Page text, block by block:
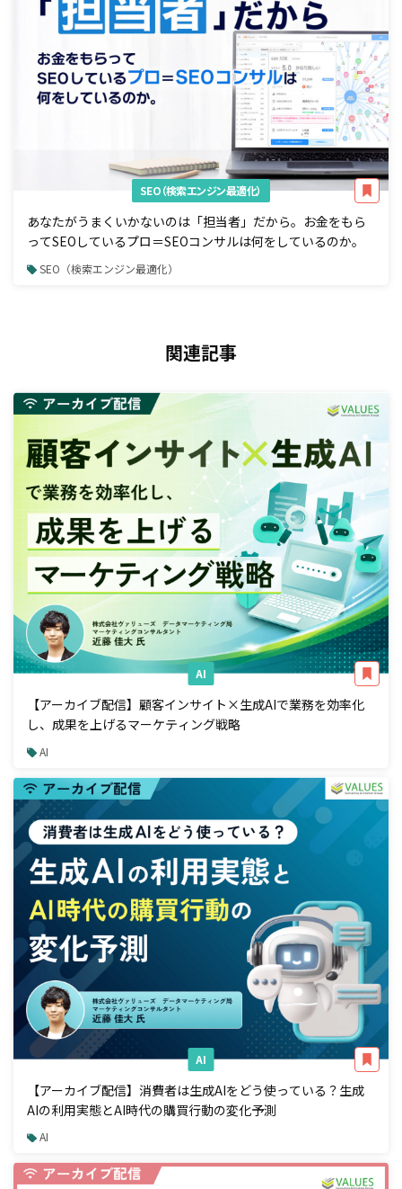
SEO（検索エンジン最適化）
あなたがうまくいかないのは「担当者」だから。お金をもら
ってSEOしているプロ＝SEOコンサルは何をしているのか。
SEO（検索エンジン最適化）
関連記事
AI
【アーカイブ配信】顧客インサイト×生成AIで業務を効率化
し、成果を上げるマーケティング戦略
AI
AI
【アーカイブ配信】消費者は生成AIをどう使っている？生成
AIの利用実態とAI時代の購買行動の変化予測
AI